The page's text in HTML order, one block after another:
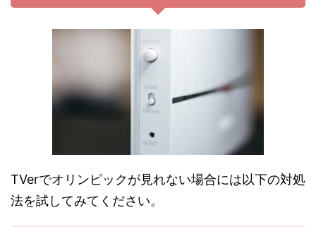
TVerでオリンピックが見れない場合には以下の対処
法を試してみてください。